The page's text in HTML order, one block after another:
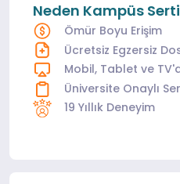
Neden Kampüs
Ömür Boyu Erişim
Ücretsiz Egzersiz
Mobil, Tablet ve
Üniversite Onaylı
19 Yıllık Deneyim